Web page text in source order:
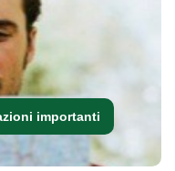
importanti